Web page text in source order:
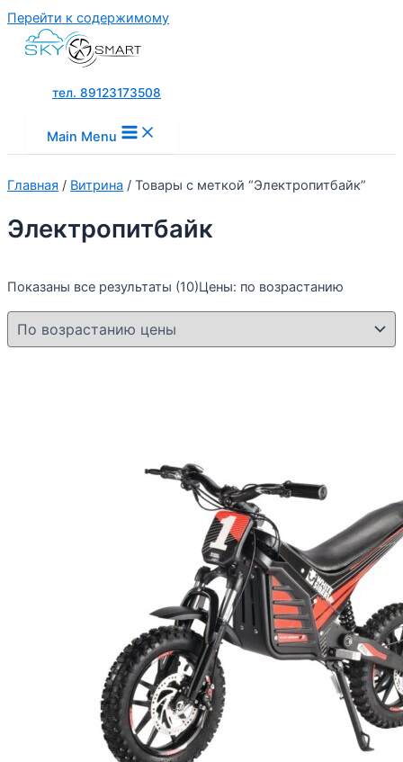
Перейти к содержимому
тел. 89123173508
Main Menu
Главная / Витрина / Товары с меткой “Электропитбайк”
Электропитбайк
Показаны все результаты (10)Цены: по возрастанию